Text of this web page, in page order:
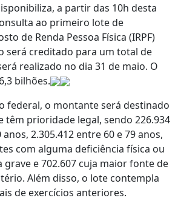
a partir das 10h desta
ao primeiro lote de
de Renda Pessoa Física (IRPF)
será creditado para um total de
realizado no dia 31 de maio. O
bilhões.
federal, o montante será destinado
têm prioridade legal, sendo 226.934
2.305.412 entre 60 e 79 anos,
com alguma deficiência física ou
e 702.607 cuja maior fonte de
Além disso, o lote contempla
de exercícios anteriores.